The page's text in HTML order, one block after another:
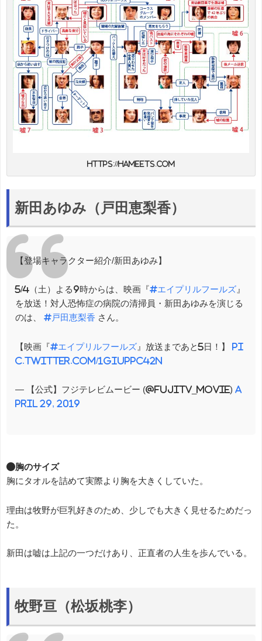
https://hameets.com
新田あゆみ（戸田恵梨香）
【登場キャラクター紹介/新田あゆみ】
5/4（土）よる9時からは、映画『#エイプリルフールズ 』
を放送！対人恐怖症の病院の清掃員・新田あゆみを演じる
のは、 #戸田恵梨香 さん。
【映画『#エイプリルフールズ 』放送まであと5日！】 pi
c.twitter.com/1gIupPC42n
— 【公式】フジテレビムービー (@fujitv_movie) A
pril 29, 2019
●胸のサイズ
胸にタオルを詰めて実際より胸を大きくしていた。
理由は牧野が巨乳好きのため、少しでも大きく見せるためだっ
た。
新田は嘘は上記の一つだけあり、正直者の人生を歩んでいる。
牧野亘（松坂桃李）